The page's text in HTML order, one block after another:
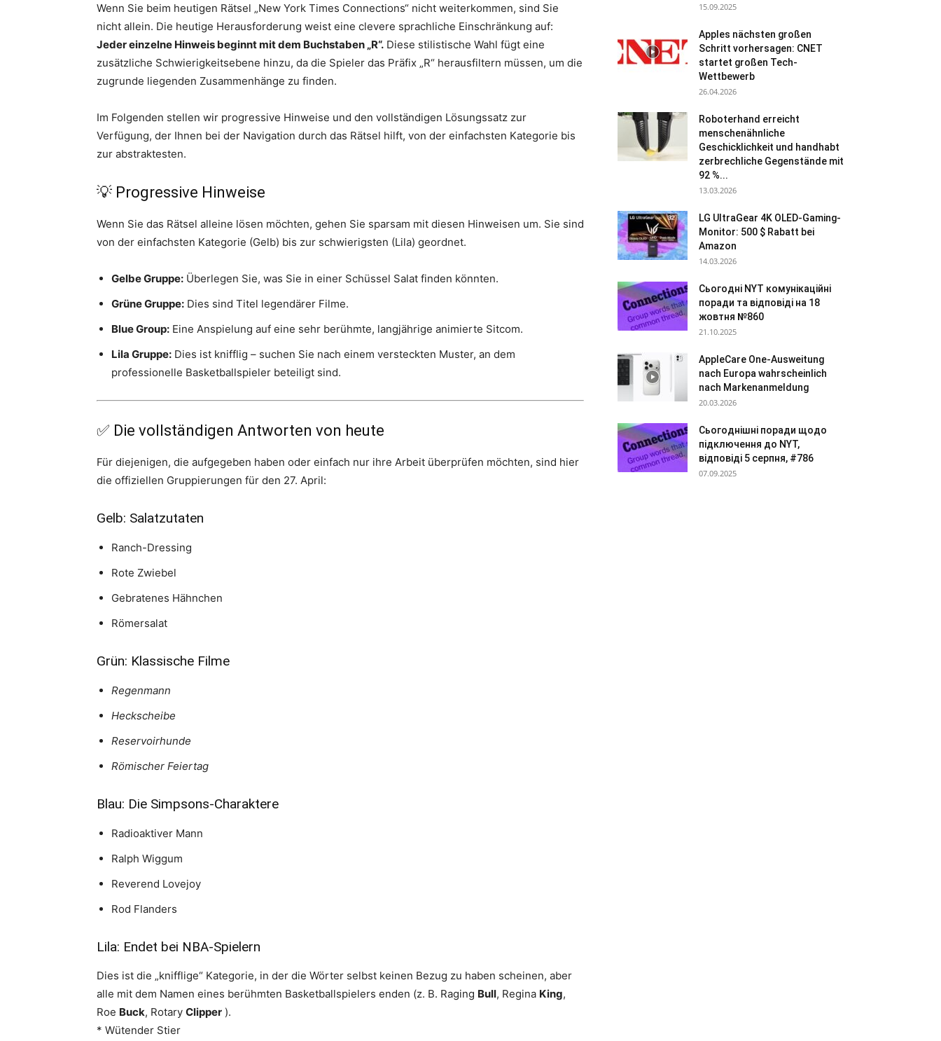
Wenn Sie beim heutigen Rätsel „New York Times Connections“ nicht weiterkommen, sind Sie
nicht allein. Die heutige Herausforderung weist eine clevere sprachliche Einschränkung auf:
Jeder einzelne Hinweis beginnt mit dem Buchstaben „R“. Diese stilistische Wahl fügt eine
zusätzliche Schwierigkeitsebene hinzu, da die Spieler das Präfix „R“ herausfiltern müssen, um die
zugrunde liegenden Zusammenhänge zu finden.
Im Folgenden stellen wir progressive Hinweise und den vollständigen Lösungssatz zur
Verfügung, der Ihnen bei der Navigation durch das Rätsel hilft, von der einfachsten Kategorie bis
zur abstraktesten.
💡 Progressive Hinweise
Wenn Sie das Rätsel alleine lösen möchten, gehen Sie sparsam mit diesen Hinweisen um. Sie sind
von der einfachsten Kategorie (Gelb) bis zur schwierigsten (Lila) geordnet.
Gelbe Gruppe: Überlegen Sie, was Sie in einer Schüssel Salat finden könnten.
Grüne Gruppe: Dies sind Titel legendärer Filme.
Blue Group: Eine Anspielung auf eine sehr berühmte, langjährige animierte Sitcom.
Lila Gruppe: Dies ist knifflig – suchen Sie nach einem versteckten Muster, an dem
professionelle Basketballspieler beteiligt sind.
✅ Die vollständigen Antworten von heute
Für diejenigen, die aufgegeben haben oder einfach nur ihre Arbeit überprüfen möchten, sind hier
die offiziellen Gruppierungen für den 27. April:
Gelb: Salatzutaten
Ranch-Dressing
Rote Zwiebel
Gebratenes Hähnchen
Römersalat
Grün: Klassische Filme
Regenmann
Heckscheibe
Reservoirhunde
Römischer Feiertag
Blau: Die Simpsons-Charaktere
Radioaktiver Mann
Ralph Wiggum
Reverend Lovejoy
Rod Flanders
Lila: Endet bei NBA-Spielern
Dies ist die „knifflige“ Kategorie, in der die Wörter selbst keinen Bezug zu haben scheinen, aber
alle mit dem Namen eines berühmten Basketballspielers enden (z. B. Raging Bull, Regina King,
Roe Buck, Rotary Clipper ).
* Wütender Stier
15.09.2025
Apples nächsten großen
Schritt vorhersagen: CNET
startet großen Tech-
Wettbewerb
26.04.2026
Roboterhand erreicht
menschenähnliche
Geschicklichkeit und handhabt
zerbrechliche Gegenstände mit
92 %...
13.03.2026
LG UltraGear 4K OLED-Gaming-
Monitor: 500 $ Rabatt bei
Amazon
14.03.2026
Сьогодні NYT комунікаційні
поради та відповіді на 18
жовтня №860
21.10.2025
AppleCare One-Ausweitung
nach Europa wahrscheinlich
nach Markenanmeldung
20.03.2026
Сьогоднішні поради щодо
підключення до NYT,
відповіді 5 серпня, #786
07.09.2025